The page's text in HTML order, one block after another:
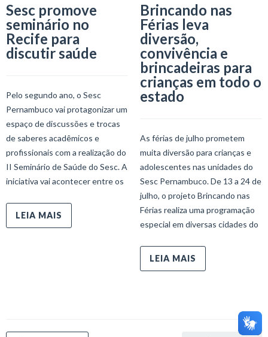
Sesc promove
seminário no
Recife para
discutir saúde
Pelo segundo ano, o Sesc
Pernambuco vai protagonizar um
espaço de discussões e trocas
de saberes acadêmicos e
profissionais com a realização do
II Seminário de Saúde do Sesc. A
iniciativa vai acontecer entre os
LEIA MAIS
Brincando nas
Férias leva
diversão,
convivência e
brincadeiras para
crianças em todo o
estado
As férias de julho prometem
muita diversão para crianças e
adolescentes nas unidades do
Sesc Pernambuco. De 13 a 24 de
julho, o projeto Brincando nas
Férias realiza uma programação
especial em diversas cidades do
LEIA MAIS